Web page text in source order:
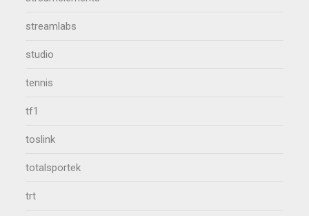
streamlabs
studio
tennis
tf1
toslink
totalsportek
trt